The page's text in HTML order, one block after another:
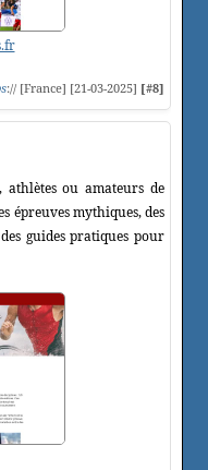
:// [France] [21-03-2025] [#8]
ou amateurs de
épreuves mythiques, des
guides pratiques pour